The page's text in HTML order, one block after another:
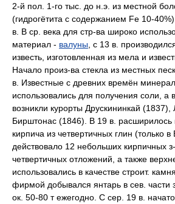
2-й пол. 1-го тыс. до н.э. из местной
(гидрогётита c содержанием Fe 10-
в. B cp. века для стр-ва широко
материал - валуны , c 13 в.
известь, изготовленная из мела и
Начало произ-ва стекла из местных
в. Известные c древних времён
использовались для получения соли, a
возникли курорты Друскининкай (1837),
Бирштонас (1846). B 19 в. расширилось
кирпича из четвертичных глин (только в
действовало 12 небольших кирпичных
четвертичных отложений, a также
использовались в качестве строит.
фирмой добывался янтарь в сев.
ок. 50-80 т ежегодно. C cep. 19 в.